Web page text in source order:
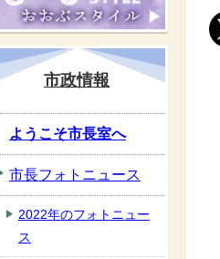
市政情報
ようこそ市長室へ
市長フォトニュース
2022年のフォトニュー
ス